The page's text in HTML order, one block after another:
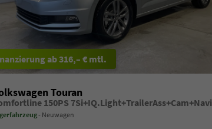
ab 316,– € mtl.
Touran
Neuwagen
B2C / B2B
E-Mail
Sales Manager B2C / B2B
Automobilverkäufer